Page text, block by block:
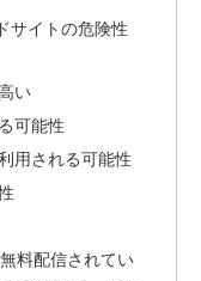
サイトの危険性
い
可能性
用される可能性
料配信されてい